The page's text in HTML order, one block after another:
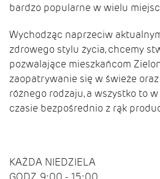
bardzo popularne w wielu
Wychodząc naprzeciw
zdrowego stylu życia, chcemy
pozwalające mieszkańcom
zaopatrywanie się w świeże
różnego rodzaju, a wszystko to
czasie bezpośrednio z rąk
KAŻDA NIEDZIELA